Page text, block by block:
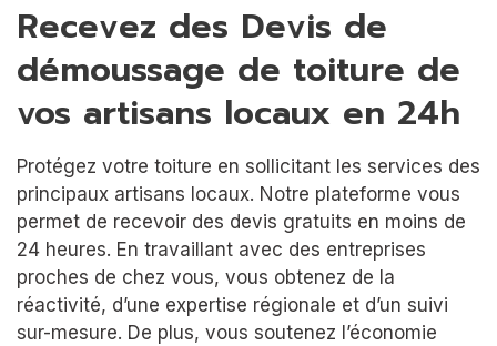
Recevez des Devis de
démoussage de toiture de
vos artisans locaux en 24h
Protégez votre toiture en sollicitant les services des
principaux artisans locaux. Notre plateforme vous
permet de recevoir des devis gratuits en moins de
24 heures. En travaillant avec des entreprises
proches de chez vous, vous obtenez de la
réactivité, d’une expertise régionale et d’un suivi
sur-mesure. De plus, vous soutenez l’économie